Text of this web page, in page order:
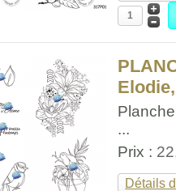
...
Prix :
Détails